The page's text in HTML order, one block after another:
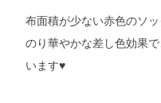
布面積が少ない赤色のソ
のり華やかな差し色効果
います♥